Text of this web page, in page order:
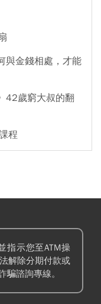
與金錢相處，才能
42歲窮大叔的翻
程
指示您至ATM操
解除分期付款或
騙諮詢專線。